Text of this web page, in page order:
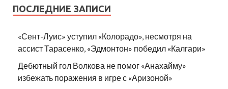
ПОСЛЕДНИЕ ЗАПИСИ
«Сент-Луис» уступил «Колорадо», несмотря на
ассист Тарасенко, «Эдмонтон» победил «Калгари»
Дебютный гол Волкова не помог «Анахайму»
избежать поражения в игре с «Аризоной»